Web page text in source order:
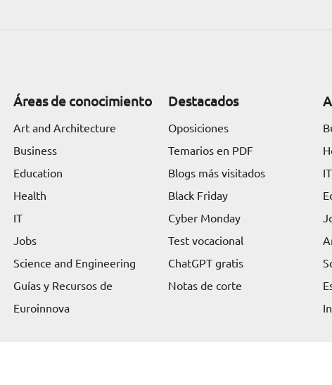
Áreas de conocimiento
Art and Architecture
Business
Education
Health
IT
Jobs
Science and Engineering
Guías y Recursos de
Euroinnova
Destacados
Oposiciones
Temarios en PDF
Blogs más visitados
Black Friday
Cyber Monday
Test vocacional
ChatGPT gratis
Notas de corte
IT